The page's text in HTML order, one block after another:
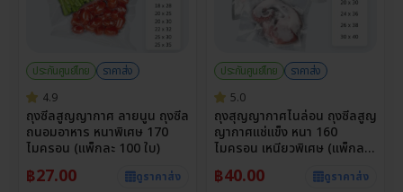
ประกันศูนย์ไทย
ราคาส่ง
4.9
ถุงซีลสูญญากาศ ลายนูน ถุงซีล
ถนอมอาหาร หนาพิเศษ 170
ไมครอน (แพ็กละ 100 ใบ)
฿27.00
ดูราคาส่ง
ประกันศูนย์ไทย
ราคาส่ง
5.0
ถุงสุญญากาศไนล่อน ถุงซีลสูญ
ญากาศแช่แข็ง หนา 160
ไมครอน เหนียวพิเศษ (แพ็กละ
฿40.00
ดูราคาส่ง